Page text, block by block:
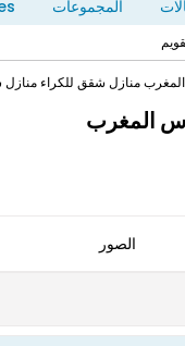
المجموعات
منازل شقق للكراء
المغرب
الصور